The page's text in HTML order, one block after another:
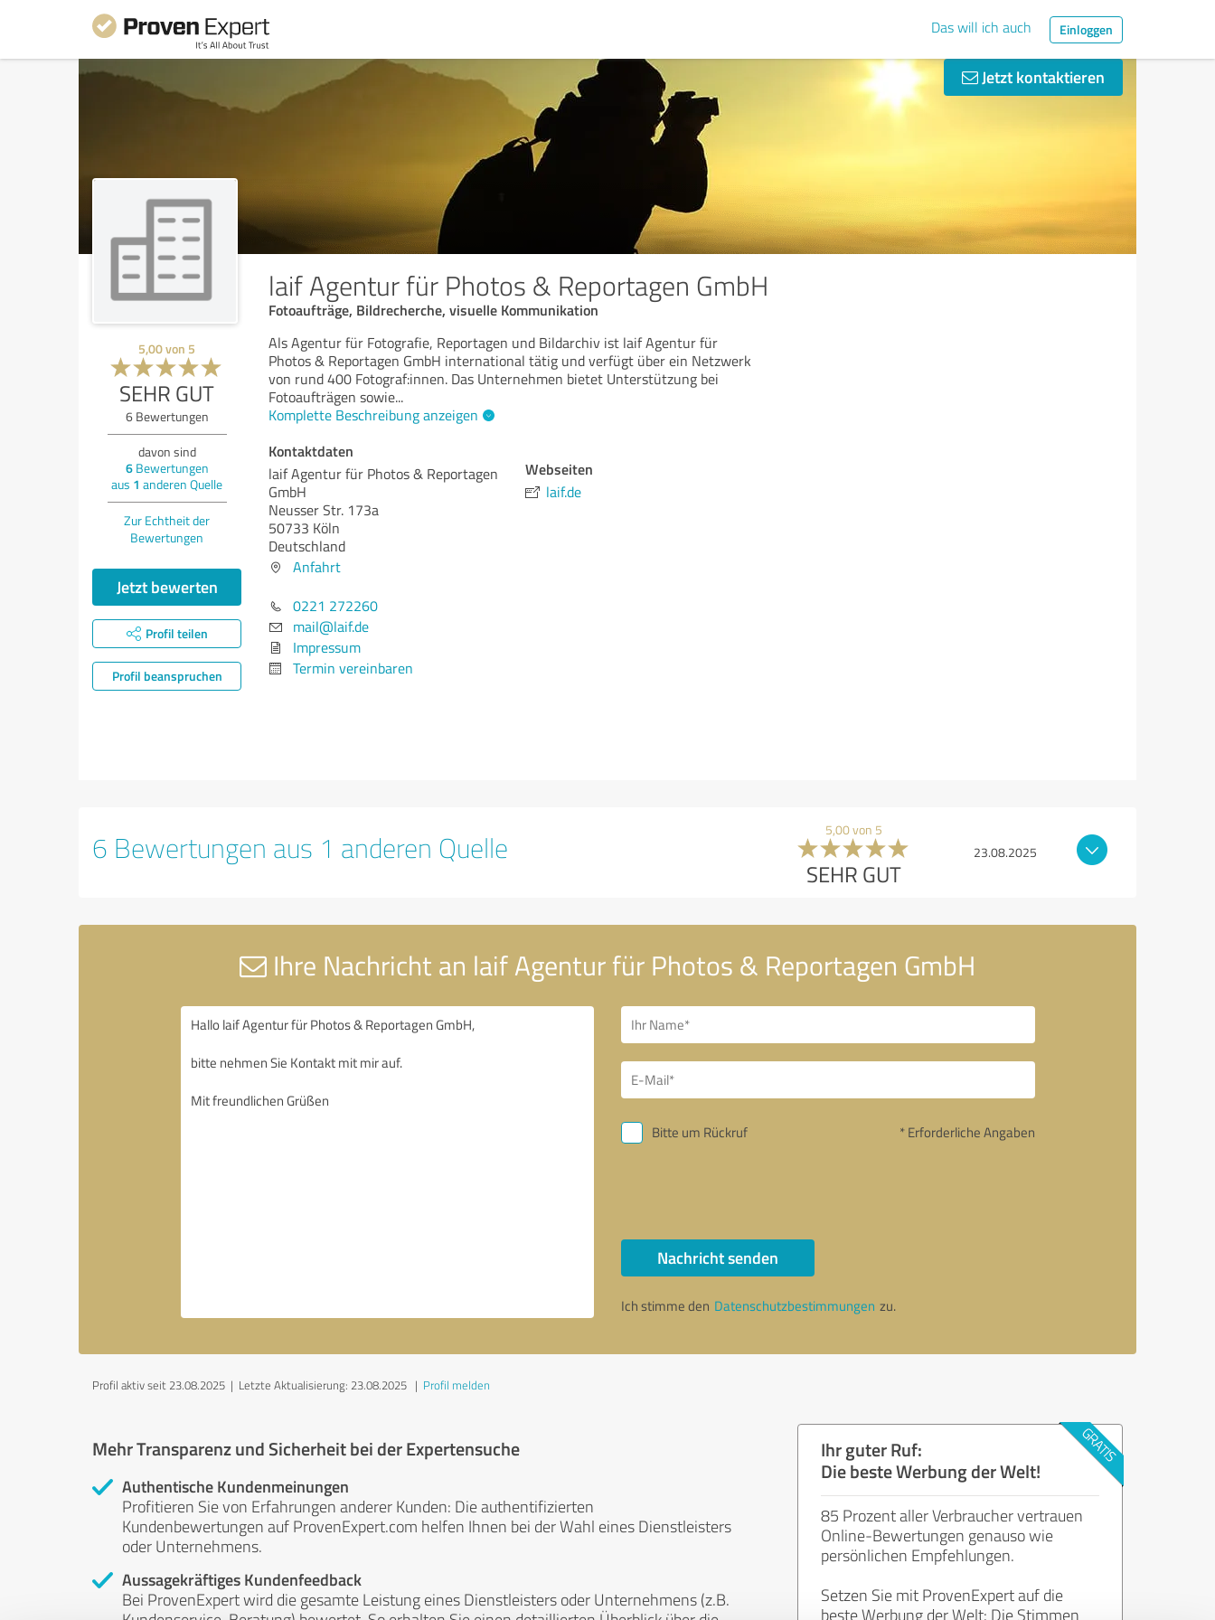
Das will ich auch Einloggen
Jetzt kontaktieren
laif Agentur für Photos & Reportagen GmbH
Fotoaufträge, Bildrecherche, visuelle Kommunikation
5,00von 5
SEHR GUT
6Bewertungen
davon sind
6Bewertungen
aus 1 anderen Quelle
Zur Echtheit der
Bewertungen
Jetzt bewerten
Profil teilen
Profil beanspruchen
Als Agentur für Fotografie, Reportagen und Bildarchiv ist laif Agentur für
Photos & Reportagen GmbH international tätig und verfügt über ein Netzwerk
von rund 400 Fotograf:innen. Das Unternehmen bietet Unterstützung bei
Fotoaufträgen sowie...
Komplette Beschreibung anzeigen
Kontaktdaten
laif Agentur für Photos & Reportagen
GmbH
Neusser Str. 173a
50733 Köln
Deutschland
Anfahrt
0221 272260
mail@laif.de
Impressum
Termin vereinbaren
Webseiten
laif.de
6 Bewertungen aus 1 anderen Quelle 5,00 von 5
SEHR GUT
23.08.2025
Ihre Nachricht an laif Agentur für Photos & Reportagen GmbH
Bitte um Rückruf * Erforderliche Angaben
Nachricht senden
Ich stimme den Datenschutzbestimmungen zu.
Profil aktiv seit 23.08.2025 | Letzte Aktualisierung: 23.08.2025 | Profil melden
Mehr Transparenz und Sicherheit bei der Expertensuche
Authentische Kundenmeinungen
Profitieren Sie von Erfahrungen anderer Kunden: Die authentifizierten
Kundenbewertungen auf ProvenExpert.com helfen Ihnen bei der Wahl eines Dienstleisters
oder Unternehmens.
Aussagekräftiges Kundenfeedback
Bei ProvenExpert wird die gesamte Leistung eines Dienstleisters oder Unternehmens (z.B.
Ihr guter Ruf:
Die beste Werbung der Welt!
85 Prozent aller Verbraucher vertrauen
Online-Bewertungen genauso wie
persönlichen Empfehlungen.
Setzen Sie mit ProvenExpert auf die
beste Werbung der Welt: Die Stimmen